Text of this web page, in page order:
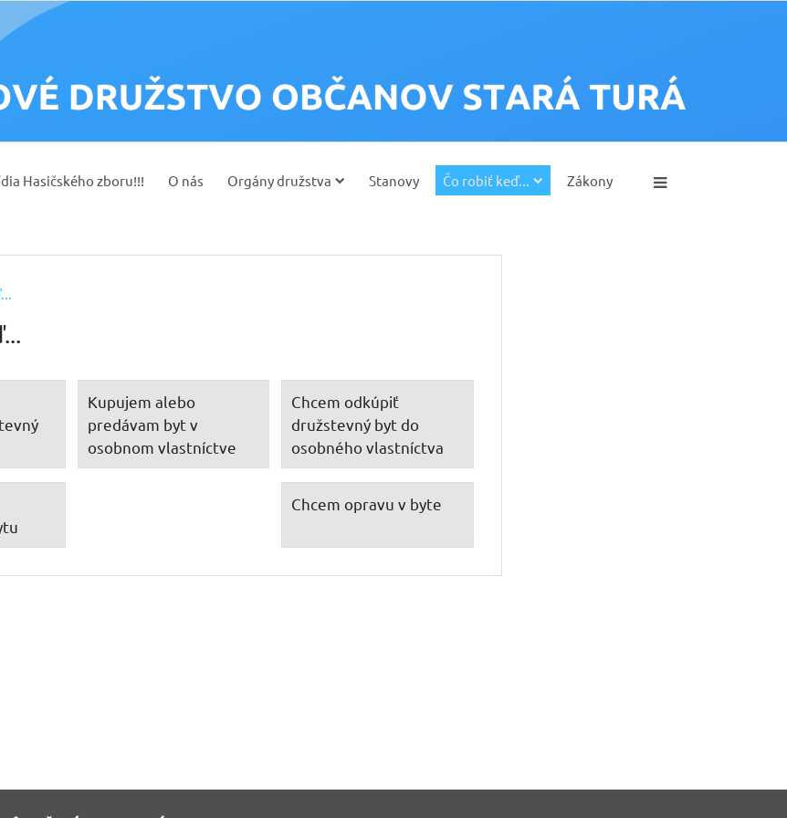
Hasičského zboru!!! O nás Orgány družstva Stanovy Čo robiť keď... Zákony
Kupujem alebo
predávam byt v
osobnom vlastníctve
Chcem odkúpiť
družstevný byt do
osobného vlastníctva
Chcem opravu v byte